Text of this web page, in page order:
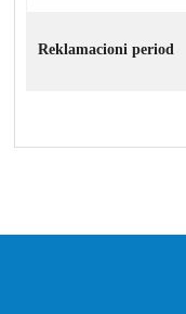
Reklamacioni period